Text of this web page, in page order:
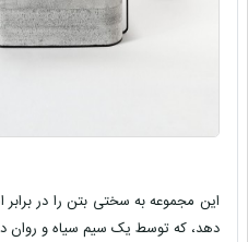
این مجموعه به سختی بتن را در
دهد، که توسط یک سیم سیاه و روان